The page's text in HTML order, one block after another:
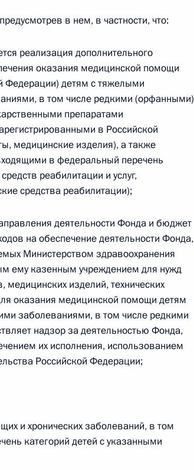
детей
услуг для
нужд
индексации
минимуме и МРОТ
в нем, в частности, что:
реализация дополнительного
оказания медицинской помощи
Федерации) детям с тяжелыми
в том числе редкими (орфанными)
препаратами
в Российской
медицинские изделия), а также
в федеральный перечень
реабилитации и услуг,
средства реабилитации);
деятельности Фонда и бюджет
на обеспечение деятельности Фонда,
Министерством здравоохранения
ему казенным учреждением для нужд
изделий, технических
оказания медицинской помощи детям
заболеваниями, в том числе редкими
надзор за деятельностью Фонда,
их исполнения, использованием
Российской Федерации;
и хронических заболеваний, в том
категорий детей с указанными